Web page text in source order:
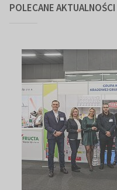
POLECANE AKTUALNOŚCI